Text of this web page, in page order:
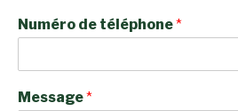
Numéro de téléphone*
Message*